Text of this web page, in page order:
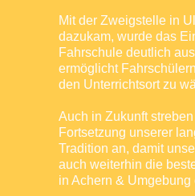
Mit der Zweigstelle in
dazukam, wurde das
Fahrschule deutlich
ermöglicht
den Unterrichtsort zu
Auch in Zukunft
Fortsetzung unserer
Tradition an, damit
auch weiterhin die
in Achern & Umgebung